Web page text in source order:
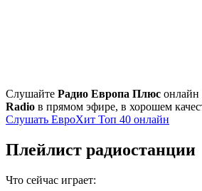
Cлушайте Радио Европа Плюс онлайн
Radio в прямом эфире, в хорошем
Слушать ЕвроХит Топ 40 онлайн
Плейлист радиостанции
Что сейчас играет: